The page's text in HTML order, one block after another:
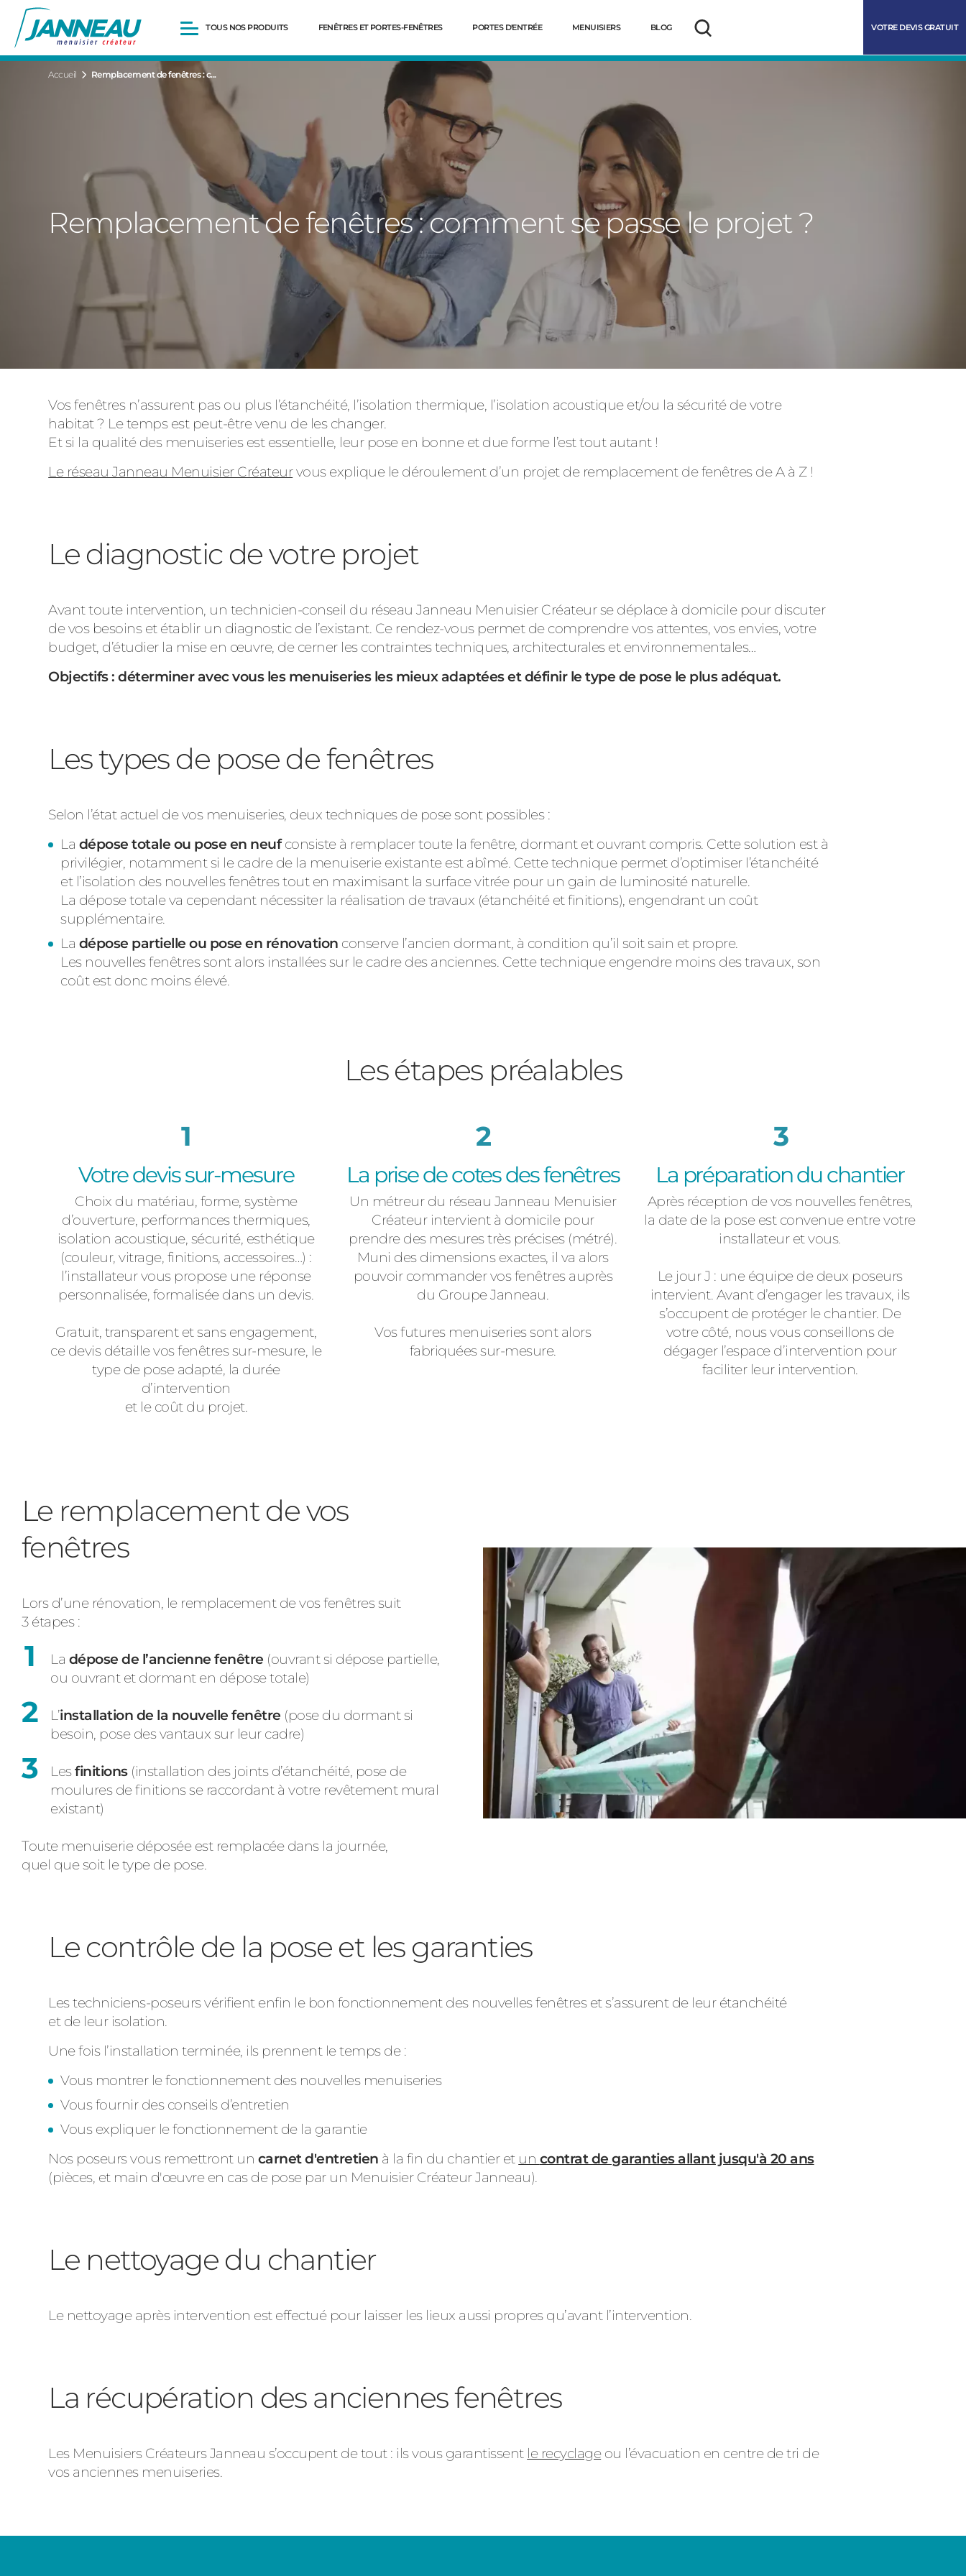
TOUS NOS PRODUITS
Fenêtres et Portes-fenêtres
Consulter
Consulter
Démarrer
FENÊTRES ET PORTES-FENÊTRES PORTES D'ENTRÉE MENUISIERS BLOG
Rechercher
VOTRE DEVIS GRATUIT
Accueil Remplacement de fenêtres : c...
Remplacement de fenêtres : comment se passe le projet ?
Vos fenêtres n’assurent pas ou plus l’étanchéité, l’isolation thermique, l’isolation acoustique et/ou la sécurité de votre
habitat ? Le temps est peut-être venu de les changer.
Et si la qualité des menuiseries est essentielle, leur pose en bonne et due forme l’est tout autant !
Le réseau Janneau Menuisier Créateurvous explique le déroulement d’un projet de remplacement de fenêtres de A à Z !
Le diagnostic de votre projet
Avant toute intervention, un technicien-conseil du réseau Janneau Menuisier Créateur se déplace à domicile pour discuter
de vos besoins et établir un diagnostic de l’existant. Ce rendez-vous permet de comprendre vos attentes, vos envies, votre
budget, d’étudier la mise en œuvre, de cerner les contraintes techniques, architecturales et environnementales…
Objectifs : déterminer avec vous les menuiseries les mieux adaptées et définir le type de pose le plus adéquat.
Les types de pose de fenêtres
Selon l’état actuel de vos menuiseries, deux techniques de pose sont possibles :
La dépose totale ou pose en neufconsiste à remplacer toute la fenêtre, dormant et ouvrant compris. Cette solution est à
privilégier, notamment si le cadre de la menuiserie existante est abîmé. Cette technique permet d’optimiser l’étanchéité
et l’isolation des nouvelles fenêtres tout en maximisant la surface vitrée pour un gain de luminosité naturelle.
La dépose totale va cependant nécessiter la réalisation de travaux (étanchéité et finitions), engendrant un coût
supplémentaire.
La dépose partielle ou pose en rénovation conserve l’ancien dormant, à condition qu’il soit sain et propre.
Les nouvelles fenêtres sont alors installées sur le cadre des anciennes. Cette technique engendre moins des travaux, son
coût est donc moins élevé.
Les étapes préalables
1
Votre devis sur-mesure
Choix du matériau, forme, système
d’ouverture, performances thermiques,
isolation acoustique, sécurité, esthétique
(couleur, vitrage, finitions, accessoires…) :
l’installateur vous propose une réponse
personnalisée, formalisée dans un devis.
Gratuit, transparent et sans engagement,
ce devis détaille vos fenêtres sur-mesure, le
type de pose adapté, la durée
d’intervention
et le coût du projet.
2
La prise de cotes des fenêtres
Un métreur du réseau Janneau Menuisier
Créateur intervient à domicile pour
prendre des mesures très précises (métré).
Muni des dimensions exactes, il va alors
pouvoir commander vos fenêtres auprès
du Groupe Janneau.
Vos futures menuiseries sont alors
fabriquées sur-mesure.
3
La préparation du chantier
Après réception de vos nouvelles fenêtres,
la date de la pose est convenue entre votre
installateur et vous.
Le jour J : une équipe de deux poseurs
intervient. Avant d’engager les travaux, ils
s’occupent de protéger le chantier. De
votre côté, nous vous conseillons de
dégager l’espace d’intervention pour
faciliter leur intervention.
Le remplacement de vos
fenêtres
Lors d’une rénovation, le remplacement de vos fenêtres suit
3 étapes :
La dépose de l’ancienne fenêtre (ouvrant si dépose partielle,
ou ouvrant et dormant en dépose totale)
L’installation de la nouvelle fenêtre (pose du dormant si
besoin, pose des vantaux sur leur cadre)
Lesfinitions(installation des joints d’étanchéité, pose de
moulures de finitions se raccordant à votre revêtement mural
existant)
Toute menuiserie déposée est remplacée dans la journée,
quel que soit le type de pose.
Le contrôle de la pose et les garanties
Les techniciens-poseurs vérifient enfin le bon fonctionnement des nouvelles fenêtres et s’assurent de leur étanchéité
et de leur isolation.
Une fois l’installation terminée, ils prennent le temps de :
Vous montrer le fonctionnement des nouvelles menuiseries
Vous fournir des conseils d’entretien
Vous expliquer le fonctionnement de la garantie
Nos poseurs vous remettront un carnet d'entretien à la fin du chantier et un contrat de garanties allant jusqu'à 20 ans
(pièces, et main d'œuvre en cas de pose par un Menuisier Créateur Janneau).
Le nettoyage du chantier
Le nettoyage après intervention est effectué pour laisser les lieux aussi propres qu’avant l’intervention.
La récupération des anciennes fenêtres
Les Menuisiers Créateurs Janneau s’occupent de tout : ils vous garantissent le recyclageou l’évacuation en centre de tri de
vos anciennes menuiseries.